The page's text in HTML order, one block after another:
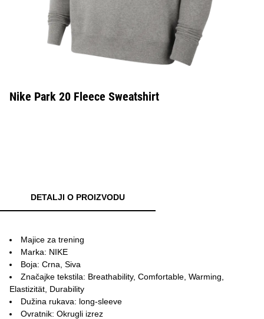
Nike Park 20 Fleece Sweatshirt
DETALJI O PROIZVODU
Majice za trening
Marka: NIKE
Boja: Crna, Siva
Značajke tekstila: Breathability, Comfortable, Warming,
Elastizität, Durability
Dužina rukava: long-sleeve
Ovratnik: Okrugli izrez